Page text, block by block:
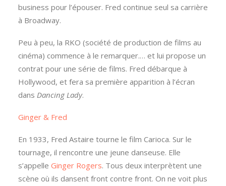
business pour l’épouser. Fred continue seul sa carrière
à Broadway.
Peu à peu, la RKO (société de production de films au
cinéma) commence à le remarquer.… et lui propose un
contrat pour une série de films. Fred débarque à
Hollywood, et fera sa première apparition à l’écran
dans Dancing Lady.
Ginger & Fred
En 1933, Fred Astaire tourne le film Carioca. Sur le
tournage, il rencontre une jeune danseuse. Elle
s’appelle Ginger Rogers. Tous deux interprètent une
scène où ils dansent front contre front. On ne voit plus